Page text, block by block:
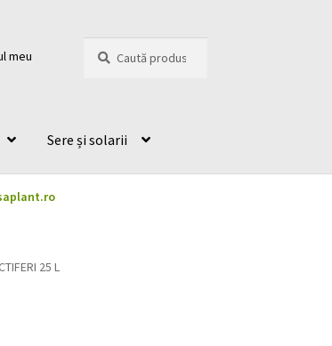
meu
după:
Sere și solarii
25 L